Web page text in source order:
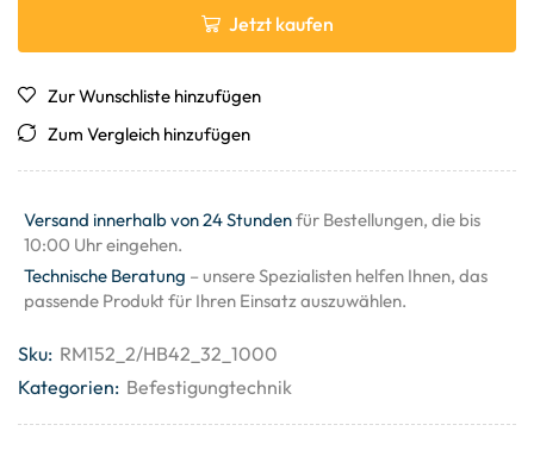
Jetzt kaufen
Zur Wunschliste hinzufügen
Zum Vergleich hinzufügen
Versand innerhalb von 24 Stundenfür Bestellungen, die bis
10:00 Uhr eingehen.
Technische Beratung – unsere Spezialisten helfen Ihnen, das
passende Produkt für Ihren Einsatz auszuwählen.
Sku: RM152_2/HB42_32_1000
Kategorien: Befestigungtechnik